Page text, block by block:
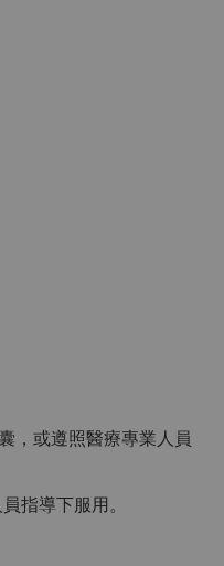
，或遵照醫療專業人員
指導下服用。